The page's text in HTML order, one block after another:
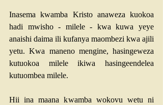
Inasema kwamba Kristo anaweza kuokoa
hadi mwisho - milele - kwa kuwa yeye
anaishi daima ili kufanya maombezi kwa ajili
yetu. Kwa maneno mengine, hasingeweza
kutuokoa milele ikiwa hasingeendelea
kutuombea milele.
Hii ina maana kwamba wokovu wetu ni